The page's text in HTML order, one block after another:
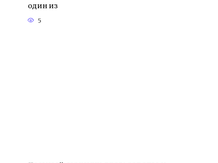
один из
5